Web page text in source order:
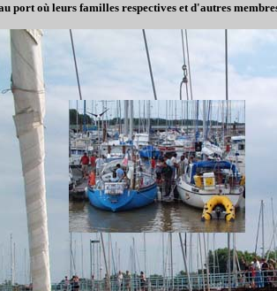
port où leurs familles respectives et d'autres